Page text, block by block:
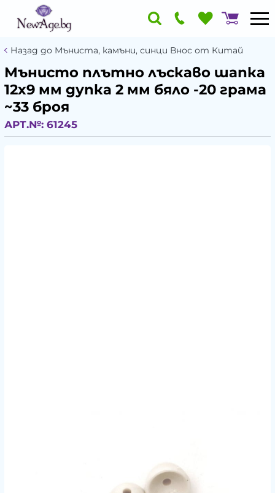
Назад до Мъниста, камъни, синци Внос от Китай
Мънисто плътно лъскаво шапка
12x9 мм дупка 2 мм бяло -20 грама
~33 броя
АРТ.№: 61245